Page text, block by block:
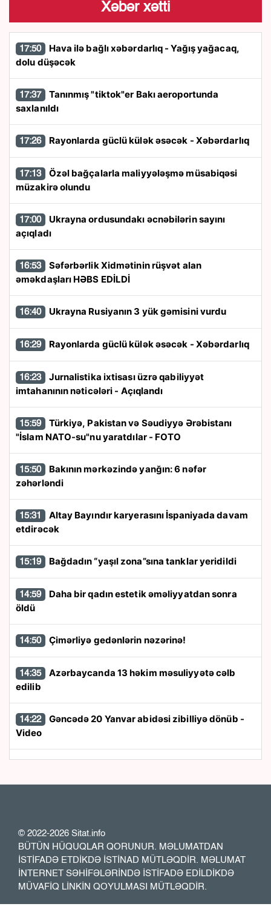
Xəbər xətti
17:50
dolu düşəcək
17:37
saxlanıldı
17:26 Rayonlarda güclü külək əsəcək - Xəbərdarlıq
17:13
müzakirə olundu
17:00
açıqladı
16:53
əməkdaşları HƏBS EDİLDİ
16:40 Ukrayna Rusiyanın 3 yük gəmisini vurdu
16:29 Rayonlarda güclü külək əsəcək - Xəbərdarlıq
16:23
imtahanının nəticələri - Açıqlandı
15:59
"İslam NATO-su"nu yaratdılar - FOTO
15:50
zəhərləndi
15:31
etdirəcək
15:19 Bağdadın “yaşıl zona”sına tanklar yeridildi
14:59
öldü
14:50 Çimərliyə gedənlərin nəzərinə!
14:35
edilib
14:22
Video
13:29 Prezidentdən Abel Məhərrəmovun oğlu ilə
bağlı SƏRƏNCAM
13:12 Sabah 39 dərəcə isti olacaq
© 2022-2026 Sitat.info
BÜTÜN HÜQUQLAR QORUNUR. MƏLUMATDAN
İSTİFADƏ ETDİKDƏ İSTİNAD MÜTLƏQDİR. MƏLUMAT
İNTERNET SƏHİFƏLƏRİNDƏ İSTİFADƏ EDİLDİKDƏ
MÜVAFİQ LİNKİN QOYULMASI MÜTLƏQDİR.